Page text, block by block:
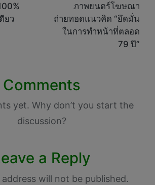
ยว
ภาพยนตร์โฆษณา
ถ่ายทอดแนวคิด “ยึดมั่น
ในการทำหน้าที่ตลอด
79 ปี”
Comments
yet. Why don’t you start the
discussion?
a Reply
address will not be published.